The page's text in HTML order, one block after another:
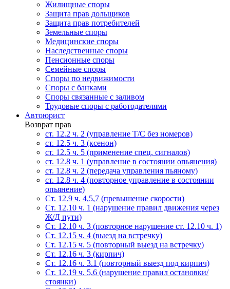
Жилищные споры
Защита прав дольщиков
Защита прав потребителей
Земельные споры
Медицинские споры
Наследственные споры
Пенсионные споры
Семейные споры
Cпоры по недвижимости
Споры с банками
Споры связанные с заливом
Трудовые споры с работодателями
Автоюрист
Возврат прав
ст. 12.2 ч. 2 (управление Т/С без номеров)
ст. 12.5 ч. 3 (ксенон)
ст. 12.5 ч. 5 (применение спец. сигналов)
cт. 12.8 ч. 1 (управление в состоянии опьянения)
ст. 12.8 ч. 2 (передача управления пьяному)
ст. 12.8 ч. 4 (повторное управление в состоянии
опьянение)
Ст. 12.9 ч. 4,5,7 (превышение скорости)
Ст. 12.10 ч. 1 (нарушение правил движения через
Ж/Д пути)
Ст. 12.10 ч. 3 (повторное нарушение ст. 12.10 ч. 1)
Ст. 12.15 ч. 4 (выезд на встречку)
Ст. 12.15 ч. 5 (повторный выезд на встречку)
Ст. 12.16 ч. 3 (кирпич)
Ст. 12.16 ч. 3.1 (повторный выезд под кирпич)
Ст. 12.19 ч. 5,6 (нарушение правил остановки/
стоянки)